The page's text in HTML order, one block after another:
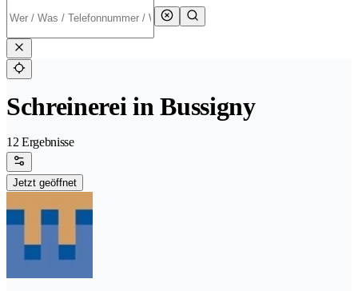
Schreinerei in Bussigny
12 Ergebnisse
Jetzt geöffnet